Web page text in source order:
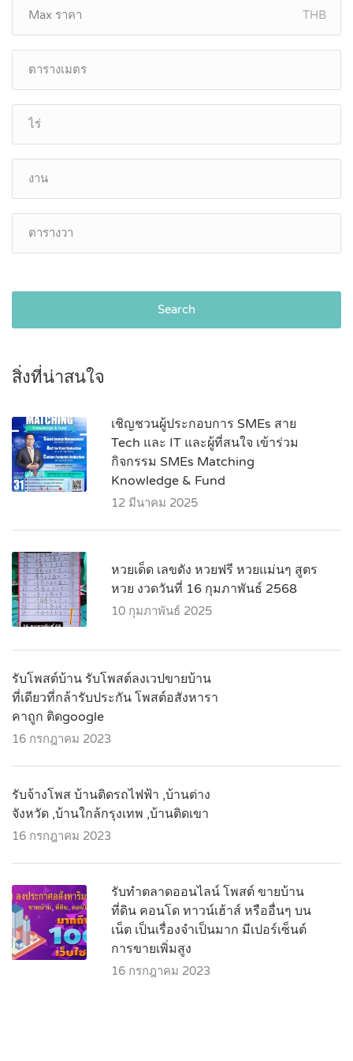
THB
Search
สิ่งที่น่าสนใจ
เชิญชวนผู้ประกอบการ SMEs สาย
Tech และ IT และผู้ที่สนใจ เข้าร่วม
กิจกรรม SMEs Matching
Knowledge & Fund
12 มีนาคม 2025
หวยเด็ด เลขดัง หวยฟรี หวยแม่นๆ สูตร
หวย งวดวันที่ 16 กุมภาพันธ์ 2568
10 กุมภาพันธ์ 2025
รับโพสต์บ้าน รับโพสต์ลงเวปขายบ้าน
ที่เดียวที่กล้ารับประกัน โพสต์อสังหารา
คาถูก ติดgoogle
16 กรกฎาคม 2023
รับจ้างโพส บ้านติดรถไฟฟ้า ,บ้านต่าง
จังหวัด ,บ้านใกล้กรุงเทพ ,บ้านติดเขา
16 กรกฎาคม 2023
รับทำตลาดออนไลน์ โพสต์ ขายบ้าน
ที่ดิน คอนโด ทาวน์เฮ้าส์ หรืออื่นๆ บน
เน็ต เป็นเรื่องจำเป็นมาก มีเปอร์เซ็นต์
การขายเพิ่มสูง
16 กรกฎาคม 2023